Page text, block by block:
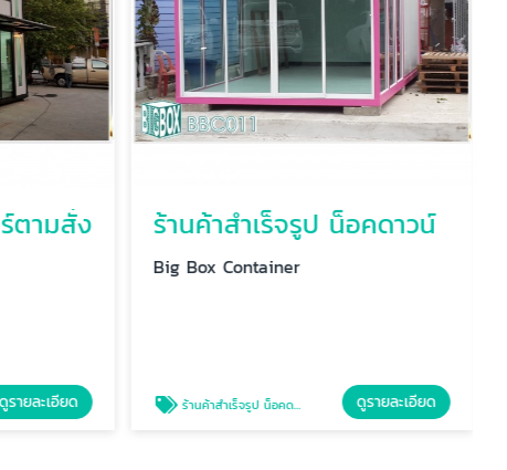
ตามสั่ง
ดูรายละเอียด
ร้านค้าสำเร็จรูป น็อคดาวน์
Big Box Container
ร้านค้าสำเร็จรูป น็อคดาวน์ ดูรายละเอียด